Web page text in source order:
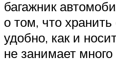
багажник
о том, что хранить
удобно, как и
не занимает